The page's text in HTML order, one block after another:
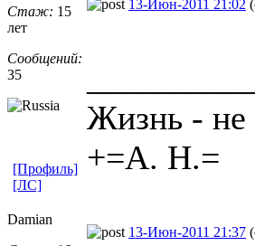
Стаж: 15
лет
Сообщений:
35
13-Июн-2011 21:02
Жизнь - не
+=А. Н.=
[Профиль]
[ЛС]
Damian
13-Июн-2011 21:37